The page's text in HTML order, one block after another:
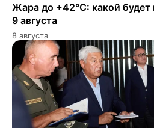
Жара до +42°C: какой будет
9 августа
8 августа